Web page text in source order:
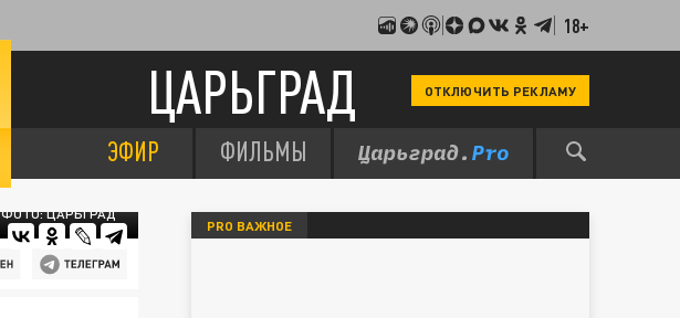
18+
ЦАРЬГРАД ОТКЛЮЧИТЬ РЕКЛАМУ
ЭФИР ФИЛЬМЫ
ФОТО: ЦАРЬГРАД
PRO ВАЖНОЕ